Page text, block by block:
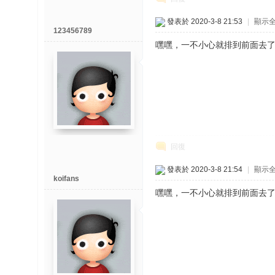
123456789
發表於 2020-3-8 21:53 顯示
嘿嘿，一不小心就排到前面去了
回復
koifans
發表於 2020-3-8 21:54 顯示
嘿嘿，一不小心就排到前面去了